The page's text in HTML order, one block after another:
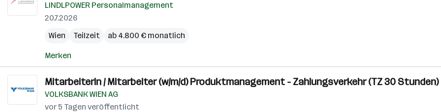
LINDLPOWER Personalmanagement
20.7.2026
Wien
Teilzeit ab 4.800 € monatlich
Merken
Mitarbeiterin / Mitarbeiter (w/m/d) Produktmanagement - Zahlungsverkehr (TZ 30 Stunden)
VOLKSBANK WIEN AG
vor 5 Tagen veröffentlicht